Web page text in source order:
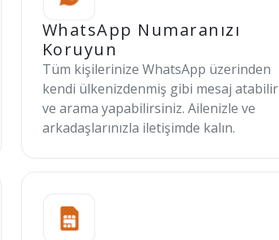
WhatsApp Numaranızı
Koruyun
Tüm kişilerinize WhatsApp üzerinden
kendi ülkenizdenmiş gibi mesaj atabilir
ve arama yapabilirsiniz. Ailenizle ve
arkadaşlarınızla iletişimde kalın.